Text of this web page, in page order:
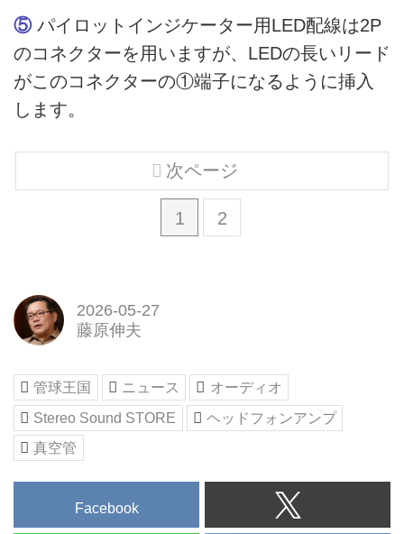
⑤パイロットインジケーター用LED配線は2P
のコネクターを用いますが、LEDの長いリード
がこのコネクターの①端子になるように挿入
します。
1 2
次ページ
2026-05-27
藤原伸夫
管球王国 ニュース
オーディオ
Stereo Sound STORE
ヘッドフォンアンプ
真空管
Facebook